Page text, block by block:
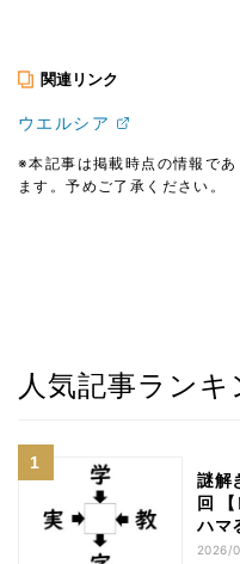
関連リンク
ウエルシア
※本記事は掲載時点の情報で
ます。予めご了承ください。
人気記事ランキ
謎解
回
ハマ
2026/